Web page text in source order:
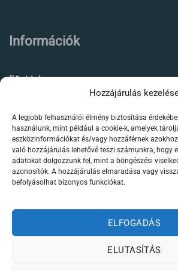
Hozzájárulás
A legjobb felhasználói élmény biztosítása
használunk, mint például a cookie-k, amelyek
eszközinformációkat és/vagy hozzáférnek
való hozzájárulás lehetővé teszi számunkra, hogy
adatokat dolgozzunk fel, mint a böngészési
azonosítók. A hozzájárulás elmaradása vagy
befolyásolhat bizonyos funkciókat.
ELFOGADÁS
ELUTASÍTÁS
Információk
Főoldal
Élőállat kereskedés
Forgalmazott termékeink
Szaktanácsadás /
Kapcsolat